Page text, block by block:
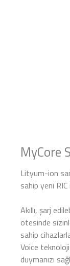
MyCore
Lityum-ion
sahip yeni
Akıllı, şarj
ötesinde
sahip
Voice
duymanızı